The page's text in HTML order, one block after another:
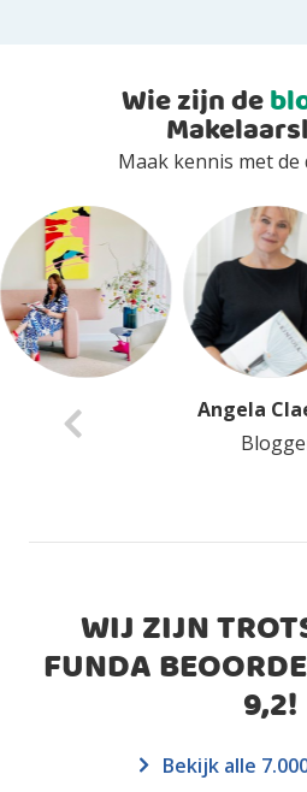
Wie zijn de
Maak kennis met
Angela
WIJ ZIJN
FUNDA
9,2!
Bekijk alle